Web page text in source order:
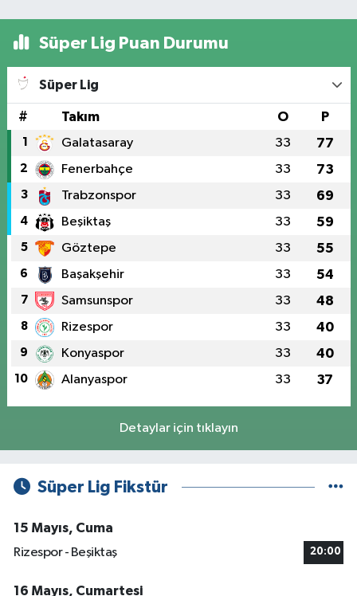
Süper Lig Puan Durumu
Süper Lig
# Takım O P
1 Galatasaray 33 77
2 Fenerbahçe 33 73
3 Trabzonspor 33 69
4 Beşiktaş 33 59
5 Göztepe 33 55
6 Başakşehir 33 54
7 Samsunspor 33 48
8 Rizespor 33 40
9 Konyaspor 33 40
10 Alanyaspor 33 37
Detaylar için tıklayın
Süper Lig Fikstür
15 Mayıs, Cuma
Rizespor - Beşiktaş
20:00
16 Mayıs, Cumartesi